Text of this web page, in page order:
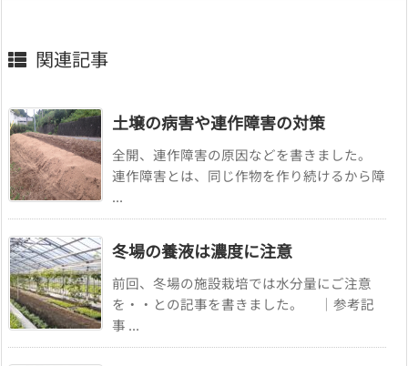
関連記事
土壌の病害や連作障害の対策
全開、連作障害の原因などを書きました。
連作障害とは、同じ作物を作り続けるから障
...
冬場の養液は濃度に注意
前回、冬場の施設栽培では水分量にご注意
を・・との記事を書きました。 ｜参考記
事 ...